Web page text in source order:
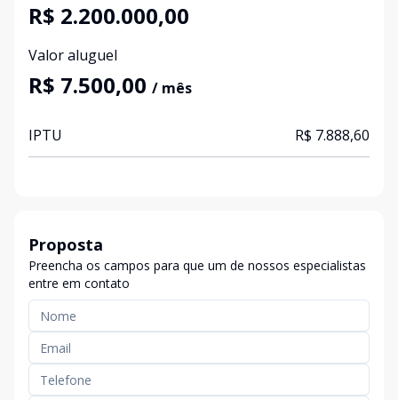
R$ 2.200.000,00
Valor aluguel
R$ 7.500,00 / mês
IPTU R$ 7.888,60
Proposta
Preencha os campos para que um de nossos especialistas
entre em contato